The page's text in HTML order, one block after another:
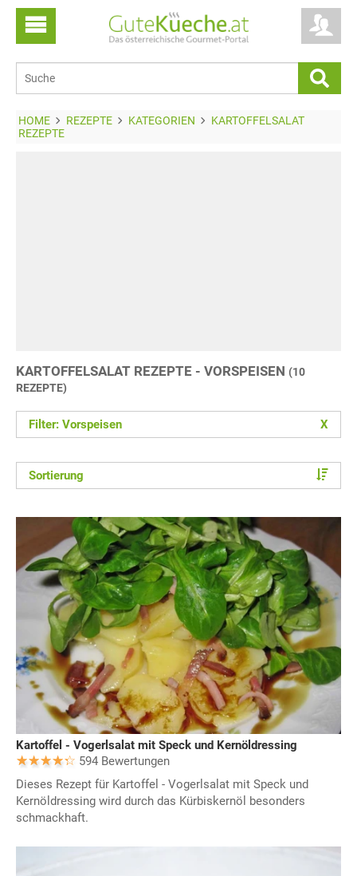
HOME REZEPTE KATEGORIEN
KARTOFFELSALAT
REZEPTE
KARTOFFELSALAT REZEPTE - VORSPEISEN (10
REZEPTE)
Filter: Vorspeisen X
Sortierung
Kartoffel - Vogerlsalat mit Speck und Kernöldressing
594 Bewertungen
Dieses Rezept für Kartoffel - Vogerlsalat mit Speck und
Kernöldressing wird durch das Kürbiskernöl besonders
schmackhaft.